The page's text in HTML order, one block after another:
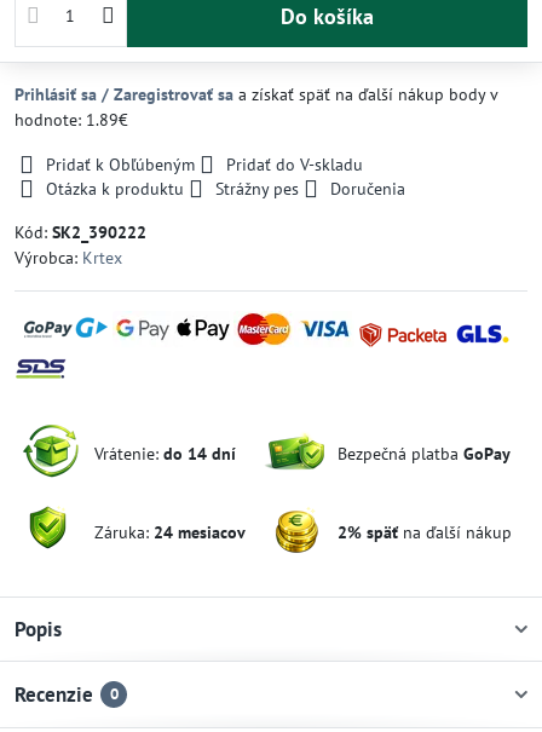
Do košíka
Prihlásiť sa / Zaregistrovať sa a získať späť na ďalší nákup body v
hodnote: 1.89€
Pridať k Obľúbeným
Pridať do V-skladu
Otázka k produktu
Strážny pes
Doručenia
Kód: SK2_390222
Výrobca: Krtex
Vrátenie: do 14 dní Bezpečná platba GoPay
Záruka: 24 mesiacov 2% späťna ďalší nákup
Popis
Recenzie 0